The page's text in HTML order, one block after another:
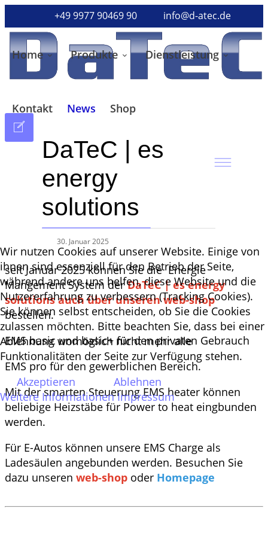
+49 9977 90469 90 info@d-atec.de
Home Produkte Dienstleistung
Kontakt News Shop
DaTeC | es
energy
solutions
30. Januar 2025
seit Januar 2025 können Sie die Energie
Mangement System derDaTeC | es energy
solutions auch über unseren web-shop
bestellen.
EMS basic und basic+ für den privaten Gebrauch
EMS pro für den gewerblichen Bereich.
Mit der smarten Steuerung EMS heater können
beliebige Heizstäbe für Power to heat eingbunden
werden.
Für E-Autos können unsere EMS Charge als
Ladesäulen angebunden werden. Besuchen Sie
dazu unseren web-shop oder Homepage
Wir nutzen Cookies auf unserer Website. Einige von
ihnen sind essenziell für den Betrieb der Seite,
während andere uns helfen, diese Website und die
Nutzererfahrung zu verbessern (Tracking Cookies).
Sie können selbst entscheiden, ob Sie die Cookies
zulassen möchten. Bitte beachten Sie, dass bei einer
Ablehnung womöglich nicht mehr alle
Funktionalitäten der Seite zur Verfügung stehen.
Akzeptieren
Ablehnen
Weitere Informationen Impressum